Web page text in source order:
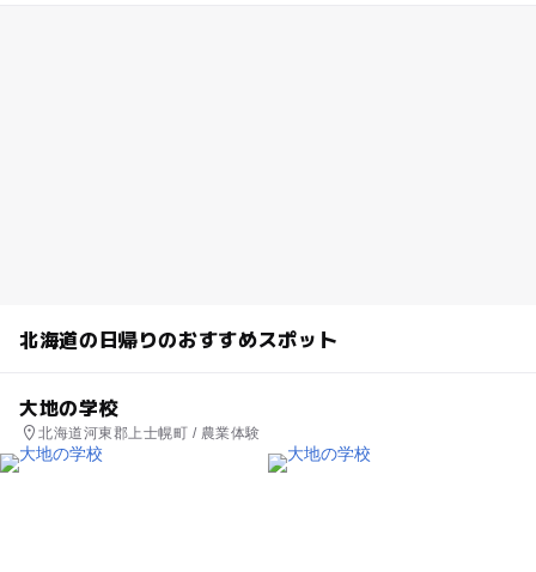
北海道の日帰りのおすすめスポット
大地の学校
北海道河東郡上士幌町 / 農業体験